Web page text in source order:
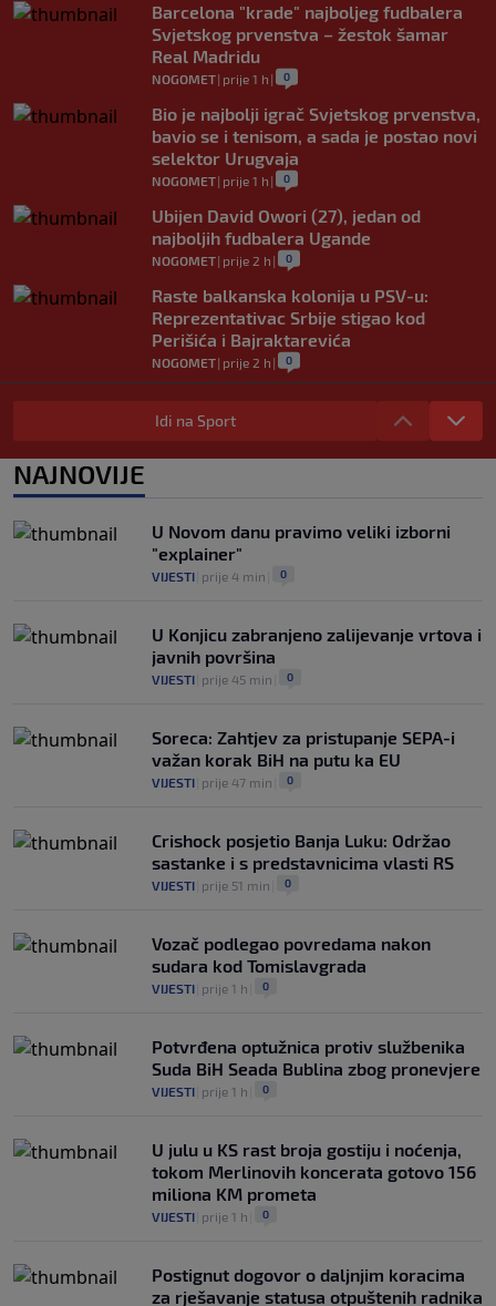
Barcelona "krade" najboljeg fudbalera
Svjetskog prvenstva – žestok šamar
Real Madridu
NOGOMET| prije 1 h | 0
Bio je najbolji igrač Svjetskog prvenstva,
bavio se i tenisom, a sada je postao novi
selektor Urugvaja
NOGOMET| prije 1 h | 0
Ubijen David Owori (27), jedan od
najboljih fudbalera Ugande
NOGOMET| prije 2 h | 0
Raste balkanska kolonija u PSV-u:
Reprezentativac Srbije stigao kod
Perišića i Bajraktarevića
NOGOMET| prije 2 h | 0
Real Madrid je oborio rekord!
Talentovani ofanzivac za 135 miliona
eura stigao na Santiago Bernabeu
0
ovogodišnjeg Mundijala obilježavati kao
nacionalni praznik
NOGOMET
Idi na Sport
NAJNOVIJE
U Novom danu pravimo veliki izborni
"explainer"
VIJESTI prije 4 min 0
U Konjicu zabranjeno zalijevanje vrtova i
javnih površina
VIJESTI prije 45 min 0
Soreca: Zahtjev za pristupanje SEPA-i
važan korak BiH na putu ka EU
VIJESTI prije 47 min 0
Crishock posjetio Banja Luku: Održao
sastanke i s predstavnicima vlasti RS
VIJESTI prije 51 min 0
Vozač podlegao povredama nakon
sudara kod Tomislavgrada
VIJESTI prije 1 h 0
Potvrđena optužnica protiv službenika
Suda BiH Seada Bublina zbog pronevjere
VIJESTI prije 1 h 0
U julu u KS rast broja gostiju i noćenja,
tokom Merlinovih koncerata gotovo 156
miliona KM prometa
VIJESTI prije 1 h 0
Postignut dogovor o daljnjim koracima
za rješavanje statusa otpuštenih radnika